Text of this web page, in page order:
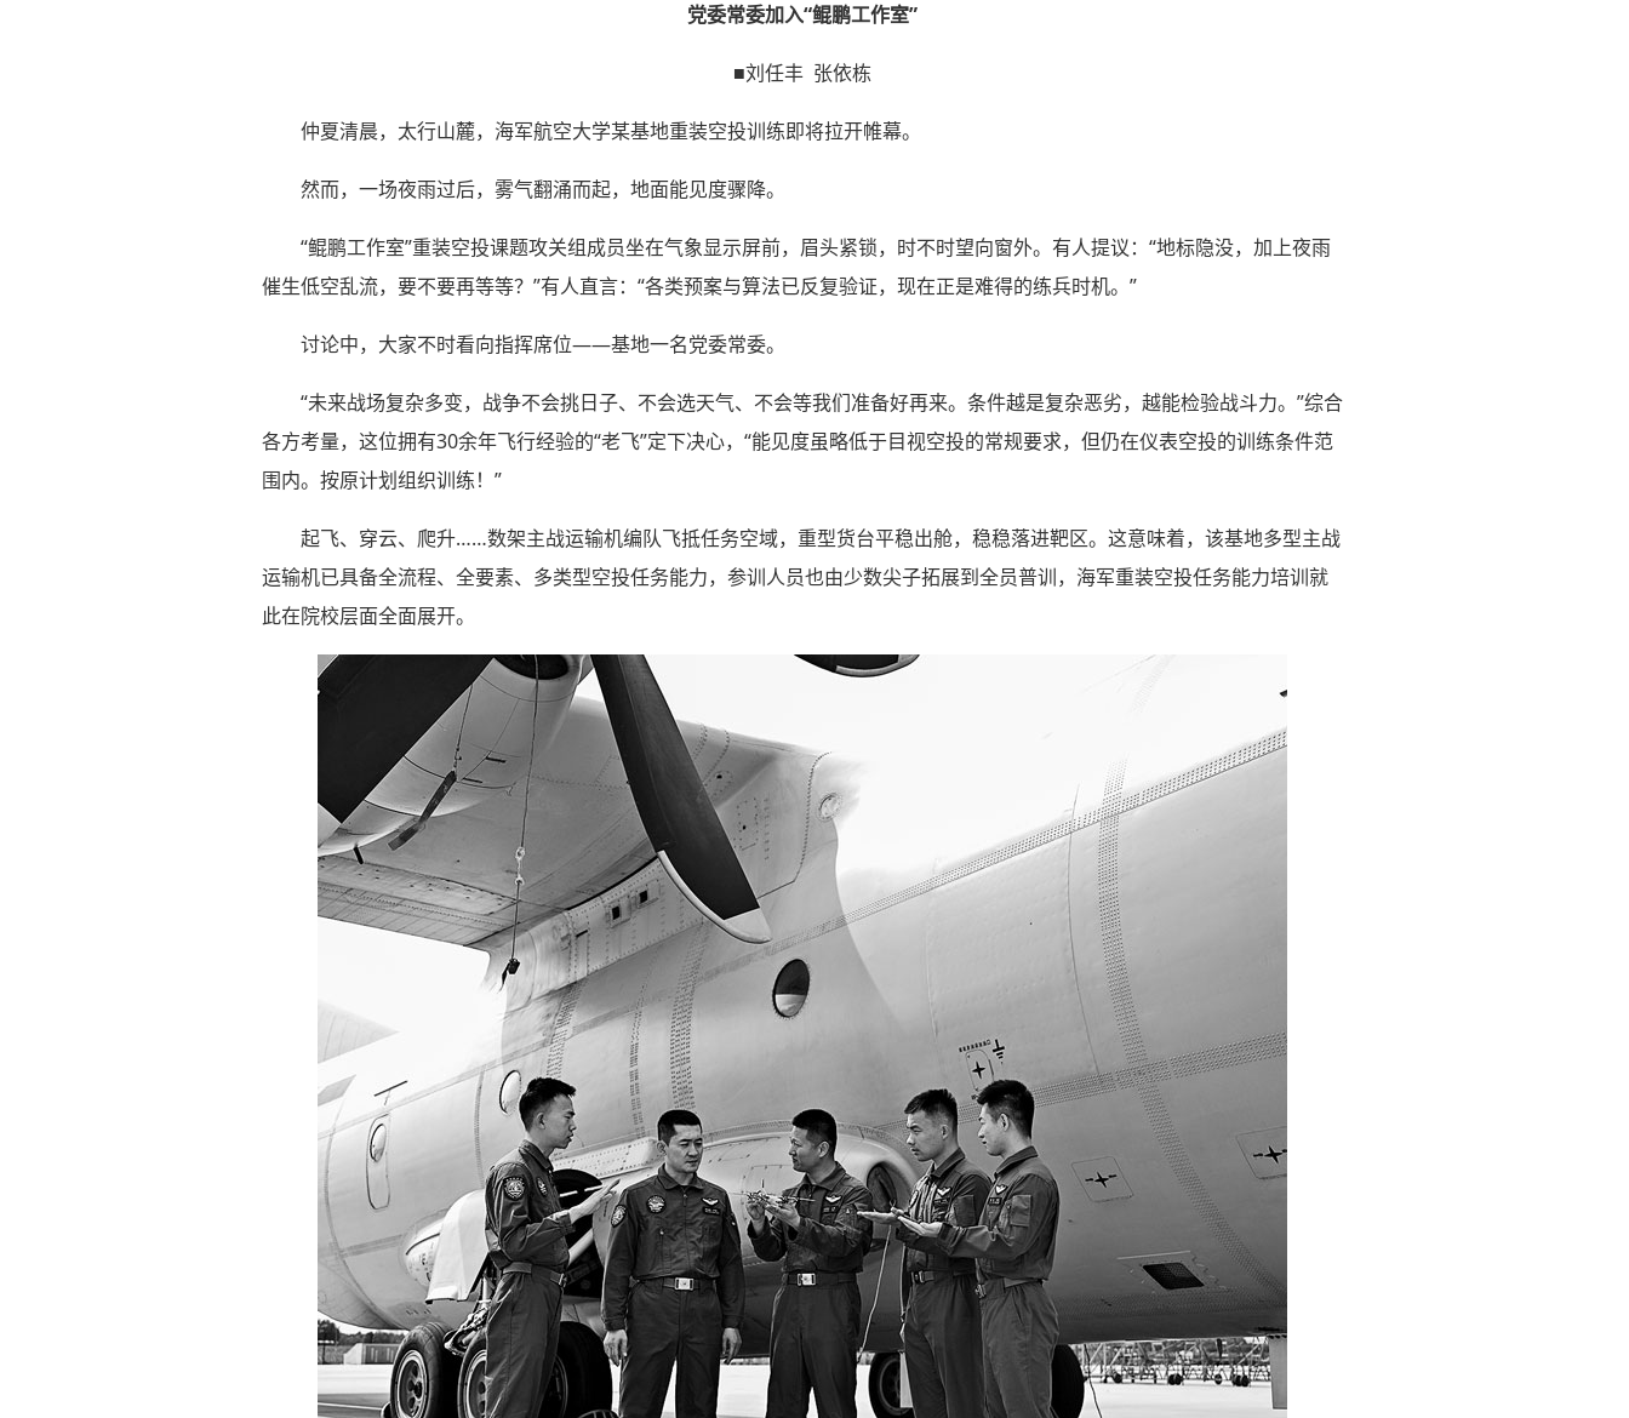
党委常委加入“鲲鹏工作室”
■刘任丰 张依栋
仲夏清晨，太行山麓，海军航空大学某基地重装空投训练即将拉开帷幕。
然而，一场夜雨过后，雾气翻涌而起，地面能见度骤降。
“鲲鹏工作室”重装空投课题攻关组成员坐在气象显示屏前，眉头紧锁，时不时望向窗外。有人提议：“地标隐没，加上夜雨
催生低空乱流，要不要再等等？”有人直言：“各类预案与算法已反复验证，现在正是难得的练兵时机。”
讨论中，大家不时看向指挥席位——基地一名党委常委。
“未来战场复杂多变，战争不会挑日子、不会选天气、不会等我们准备好再来。条件越是复杂恶劣，越能检验战斗力。”综合
各方考量，这位拥有30余年飞行经验的“老飞”定下决心，“能见度虽略低于目视空投的常规要求，但仍在仪表空投的训练条件范
围内。按原计划组织训练！”
起飞、穿云、爬升……数架主战运输机编队飞抵任务空域，重型货台平稳出舱，稳稳落进靶区。这意味着，该基地多型主战
运输机已具备全流程、全要素、多类型空投任务能力，参训人员也由少数尖子拓展到全员普训，海军重装空投任务能力培训就
此在院校层面全面展开。